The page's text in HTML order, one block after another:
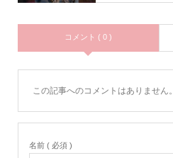
コメント ( 0 )
この記事へのコメントはありません。
名前 ( 必須 )